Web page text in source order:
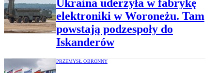
Ukraina uderzyła w fabrykę
elektroniki w Woroneżu. Tam
powstają podzespoły do
Iskanderów
PRZEMYSŁ OBRONNY